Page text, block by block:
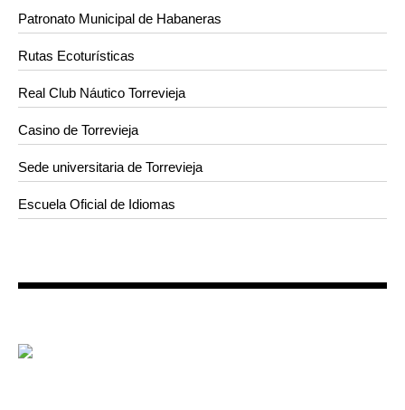
Patronato Municipal de Habaneras
Rutas Ecoturísticas
Real Club Náutico Torrevieja
Casino de Torrevieja
Sede universitaria de Torrevieja
Escuela Oficial de Idiomas